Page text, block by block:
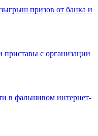
призов от банка и
приставы с организации
в фальшивом интернет-